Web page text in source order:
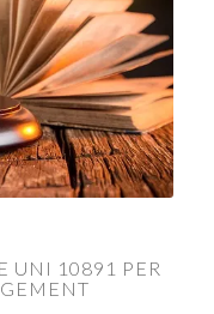
UNI 10891 PER